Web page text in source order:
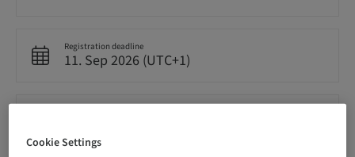
Registration deadline
11. Sep 2026 (UTC+1)
Cookie Settings